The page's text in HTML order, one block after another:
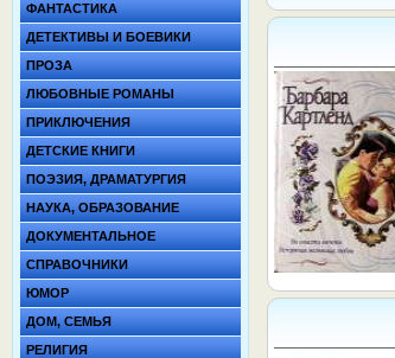
ФАНТАСТИКА
ДЕТЕКТИВЫ И БОЕВИКИ
ПРОЗА
ЛЮБОВНЫЕ РОМАНЫ
ПРИКЛЮЧЕНИЯ
ДЕТСКИЕ КНИГИ
ПОЭЗИЯ, ДРАМАТУРГИЯ
НАУКА, ОБРАЗОВАНИЕ
ДОКУМЕНТАЛЬНОЕ
СПРАВОЧНИКИ
ЮМОР
ДОМ, СЕМЬЯ
РЕЛИГИЯ